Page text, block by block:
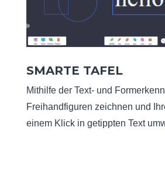
SMARTE TAFEL
Mithilfe der Text- und
Freihandfiguren zeichnen und
einem Klick in getippten Text